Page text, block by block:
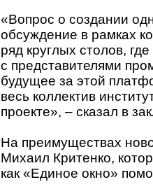
«Вопрос о создании
обсуждение в рамках
ряд круглых столов,
с представителями
будущее за этой
весь коллектив
проекте», – ​сказал в
На преимуществах
Михаил Критенко,
как «Единое окно»